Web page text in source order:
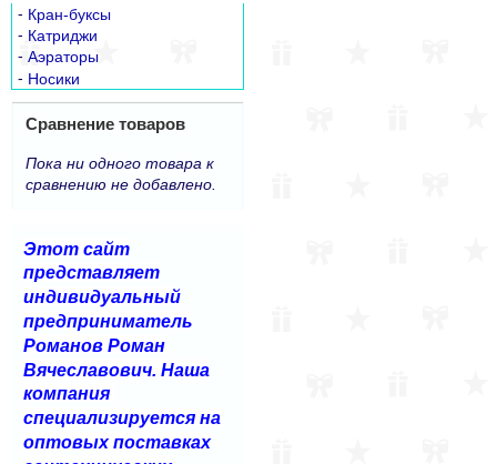
- Кран-буксы
- Катриджи
- Аэраторы
- Носики
Сравнение товаров
Пока ни одного товара к
сравнению не добавлено.
Этот сайт
представляет
индивидуальный
предприниматель
Романов Роман
Вячеславович. Наша
компания
специализируется на
оптовых поставках